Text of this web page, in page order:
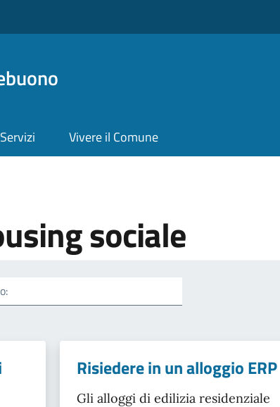
Servizi Vivere il Comune
sociale
Risiedere in un alloggio ERP
Gli alloggi di edilizia residenziale